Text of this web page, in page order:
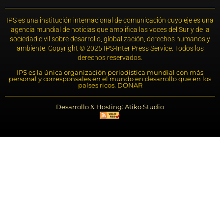
IPS es una institución internacional de comunicación cuyo eje es una
agencia mundial de noticias que amplifica las voces del Sur y de la
sociedad civil sobre desarrollo, globalización, derechos humanos y
ambiente. Copyright © 2025 IPS-Inter Press Service. Todos los
derechos reservados.
IPS es la única organización periodística mundial con más
personal y corresponsales en el mundo en desarrollo que en los
países ricos. DONAR
Desarrollo & Hosting: Atiko.Studio